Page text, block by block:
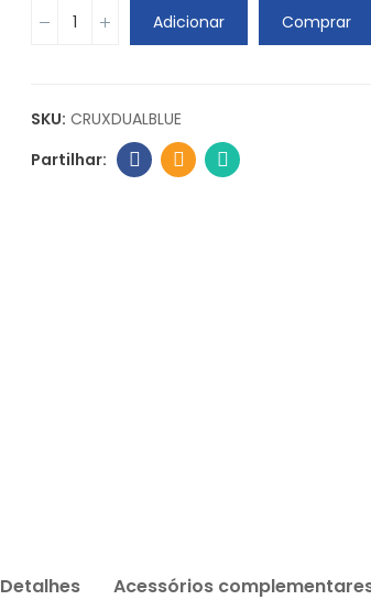
Adicionar
Comprar
SKU: CRUXDUALBLUE
Detalhes Acessórios